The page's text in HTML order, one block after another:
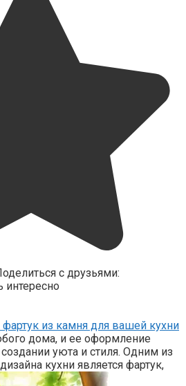
с друзьями:
из камня для вашей кухни
дома, и ее оформление
уюта и стиля. Одним из
кухни является фартук,